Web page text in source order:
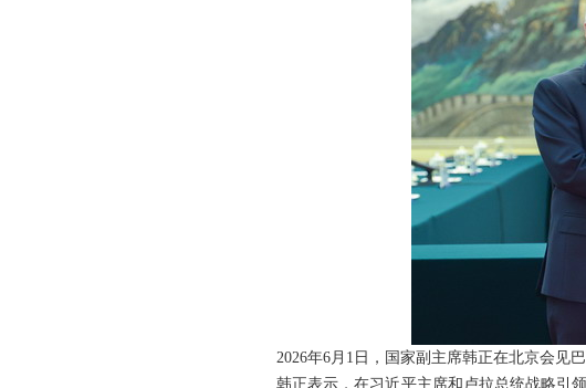
2026年6月1日，国家副主席韩正在北京会见巴
韩正表示，在习近平主席和卢拉总统战略引